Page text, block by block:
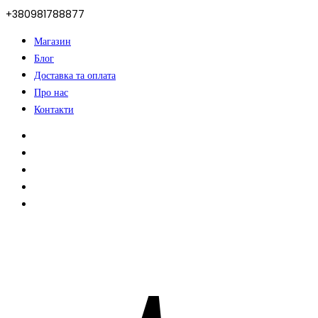
+380981788877
Магазин
Блог
Доставка та оплата
Про нас
Контакти